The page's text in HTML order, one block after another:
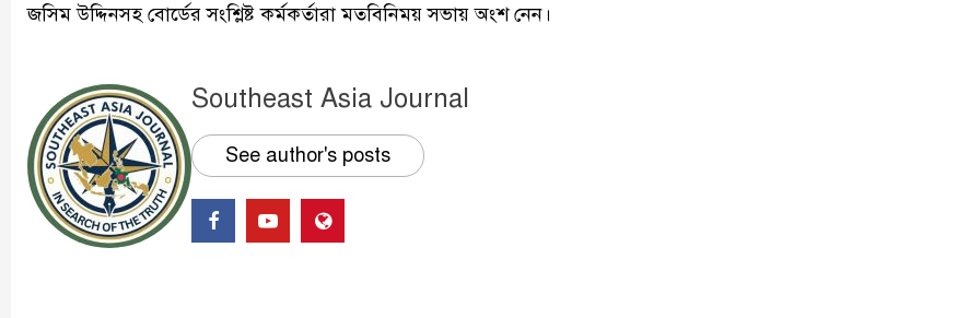
জসিম উদ্দিনসহ বোর্ডের সংশ্লিষ্ট কর্মকর্তারা মতবিনিময় সভায় অংশ নেন।
Southeast Asia Journal
See author's posts